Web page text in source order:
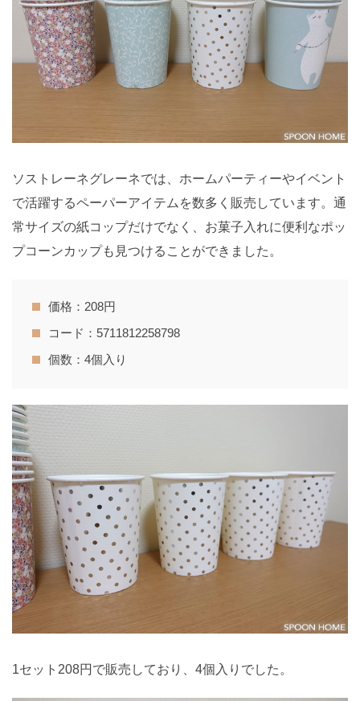
ソストレーネグレーネでは、ホームパーティーやイベント
で活躍するペーパーアイテムを数多く販売しています。通
常サイズの紙コップだけでなく、お菓子入れに便利なポッ
プコーンカップも見つけることができました。
価格：208円
コード：5711812258798
個数：4個入り
1セット208円で販売しており、4個入りでした。